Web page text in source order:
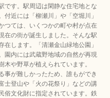
です。駅周辺は閑静な住宅地とな
近には「柳瀬川」や「空堀川」
つては、いくつかの町や村が点在
在の街が誕生しました。そんな駅
します。「清瀬金山緑地公園」
園内には武蔵野地域の自然が再現
や野草が植えられています。
事が難しかったため、誰もができ
士登山や「火の花祭り」などの講
俗文化財に指定されています。鉄